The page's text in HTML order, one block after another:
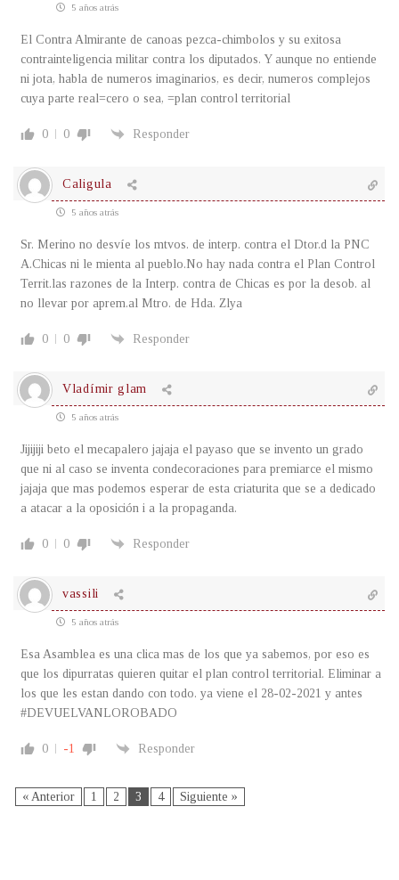
5 años atrás
El Contra Almirante de canoas pezca-chimbolos y su exitosa
contrainteligencia militar contra los diputados. Y aunque no entiende
ni jota, habla de numeros imaginarios, es decir, numeros complejos
cuya parte real=cero o sea, =plan control territorial
0 0 Responder
Caligula
5 años atrás
Sr. Merino no desvíe los mtvos. de interp. contra el Dtor.d la PNC
A.Chicas ni le mienta al pueblo.No hay nada contra el Plan Control
Territ.las razones de la Interp. contra de Chicas es por la desob. al
no llevar por aprem.al Mtro. de Hda. Zlya
0 0 Responder
Vladímir glam
5 años atrás
Jijijiji beto el mecapalero jajaja el payaso que se invento un grado
que ni al caso se inventa condecoraciones para premiarce el mismo
jajaja que mas podemos esperar de esta criaturita que se a dedicado
a atacar a la oposición i a la propaganda.
0 0 Responder
vassili
5 años atrás
Esa Asamblea es una clica mas de los que ya sabemos, por eso es
que los dipurratas quieren quitar el plan control territorial. Eliminar a
los que les estan dando con todo. ya viene el 28-02-2021 y antes
#DEVUELVANLOROBADO
0 -1 Responder
« Anterior 1 2 3 4 Siguiente »